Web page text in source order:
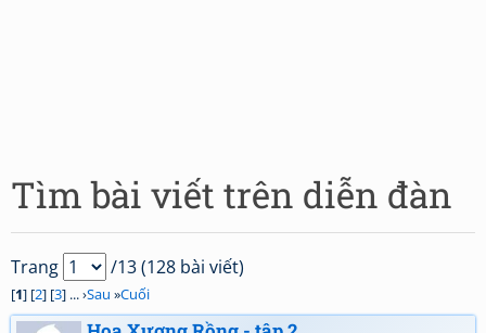
Tìm bài viết trên diễn đàn
Trang /13 (128 bài viết)
[1] [2] [3] ... ›Sau »Cuối